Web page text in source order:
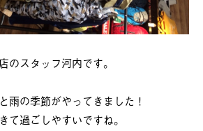
のスタッフ河内です。
雨の季節がやってきました！
て過ごしやすいですね。